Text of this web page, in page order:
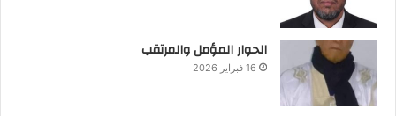
الحوار المؤمل والمرتقب
16 فبراير 2026